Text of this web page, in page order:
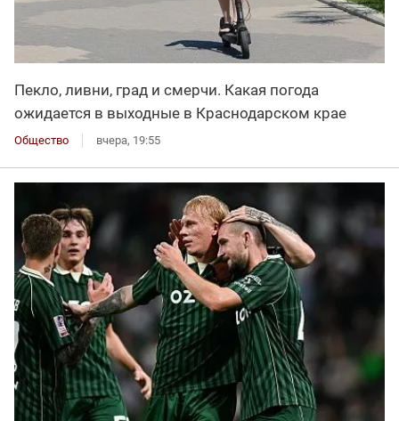
Пекло, ливни, град и смерчи. Какая погода
ожидается в выходные в Краснодарском крае
Общество вчера, 19:55